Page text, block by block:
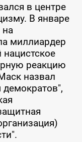
в центре
В январе
на
миллиардер
реакцию
назвал